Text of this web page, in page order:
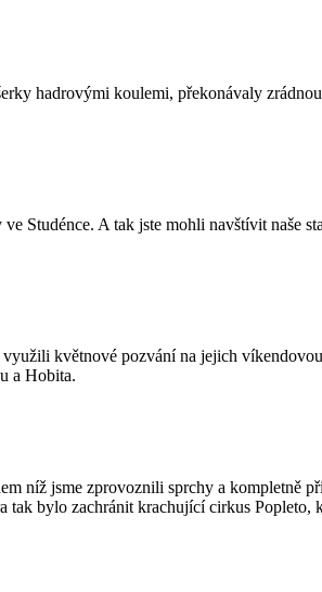
hadrovými koulemi, překonávaly
A tak jste mohli navštívit naše
květnové pozvání na jejich
a Hobita.
níž jsme zprovoznili sprchy a kompletně
bylo zachránit krachující cirkus